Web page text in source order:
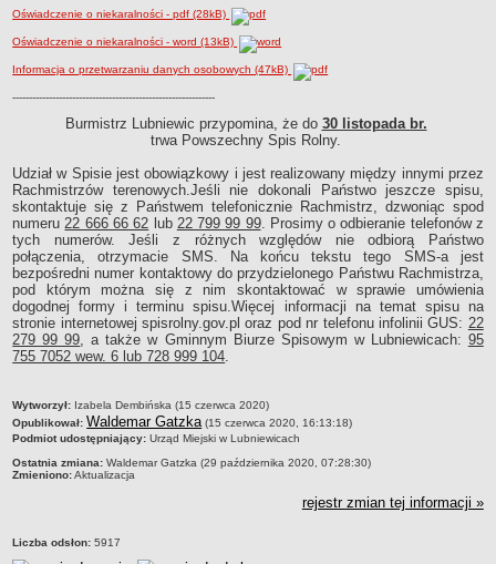
Burmistrz Lubniewic
Zastępca Burmistrza Lubniewic
Sekretarz Gminy
Informacja turystyczna
Regulamin i schemat organizacyjny
Przewodnik po urzędzie
Kodeks etyczny
Oświadczenia majątkowe
Raporty
RADA MIEJSKA
Dyżury Przewodniczącego Rady Miejskiej
Transmisja z obrad sesji
Skład Rady Miejskiej
Plan pracy Rady Miejskiej
Terminy posiedzeń Rady
Składy Komisji
Oświadczenie o niekaralności - pdf (28kB)
Oświadczenie o niekaralności - word (13kB)
Informacja o przetwarzaniu danych osobowych (47kB)
-------------------------------------------------------------
Burmistrz Lubniewic przypomina, że do 30 listopada br.
trwa Powszechny Spis Rolny.
Udział w Spisie jest obowiązkowy i jest realizowany między innymi przez
Rachmistrzów terenowych.Jeśli nie dokonali Państwo jeszcze spisu,
skontaktuje się z Państwem telefonicznie Rachmistrz, dzwoniąc spod
numeru22 666 66 62 lub 22 799 99 99. Prosimy o odbieranie telefonów z
tych numerów. Jeśli z różnych względów nie odbiorą Państwo
połączenia, otrzymacie SMS. Na końcu tekstu tego SMS-a jest
bezpośredni numer kontaktowy do przydzielonego Państwu Rachmistrza,
pod którym można się z nim skontaktować w sprawie umówienia
dogodnej formy i terminu spisu.Więcej informacji na temat spisu na
stronie internetowej spisrolny.gov.pl oraz pod nr telefonu infolinii GUS: 22
279 99 99, a także w Gminnym Biurze Spisowym w Lubniewicach: 95
755 7052 wew. 6 lub 728 999 104.
metryczka
Wytworzył: Izabela Dembińska (15 czerwca 2020)
Opublikował: Waldemar Gatzka(15 czerwca 2020, 16:13:18)
Podmiot udostępniający: Urząd Miejski w Lubniewicach
Ostatnia zmiana: Waldemar Gatzka (29 października 2020, 07:28:30)
Zmieniono:Aktualizacja
rejestr zmian tej informacji »
Liczba odsłon: 5917